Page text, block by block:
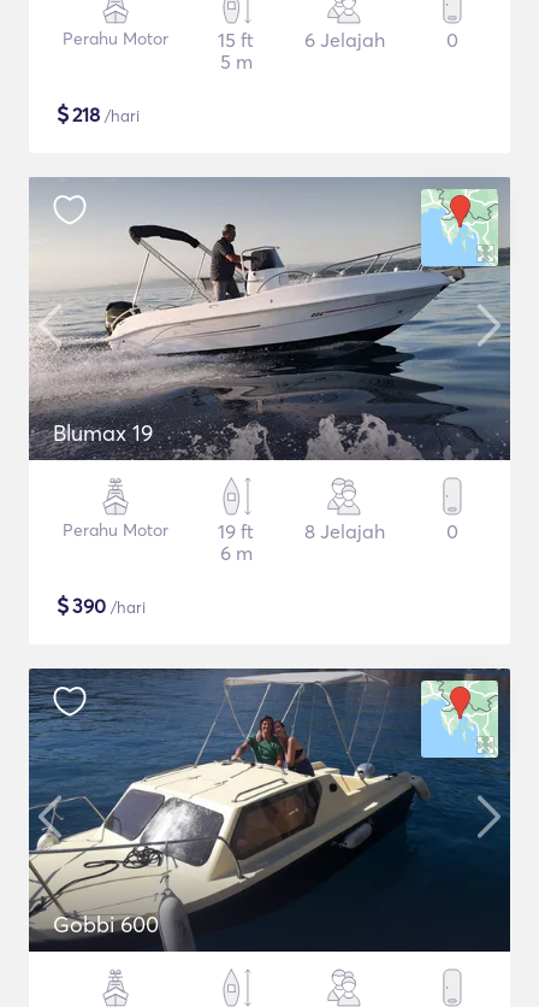
Perahu Motor
15 ft
5 m
6 Jelajah 0
$218 /hari
Blumax 19
Perahu Motor
19 ft
6 m
8 Jelajah 0
$390 /hari
Gobbi 600